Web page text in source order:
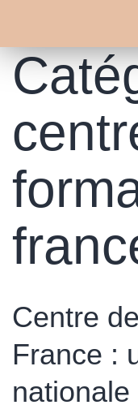
Centre
France :
nationale